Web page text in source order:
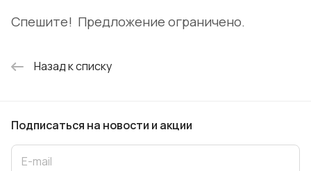
Спешите! Предложение ограничено.
Назад к списку
Подписаться на новости и акции